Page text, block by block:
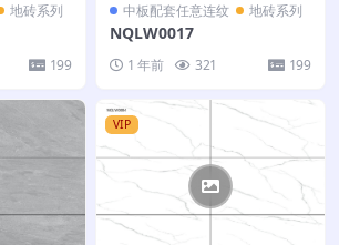
地砖系列
199
中板配套任意连纹 地砖系列
NQLW0017
1 年前 321 199
VIP